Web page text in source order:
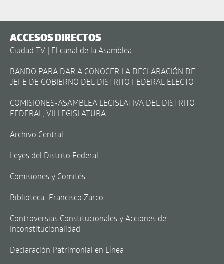
ACCESOS DIRECTOS
Ciudad TV | El canal de la Asamblea
BANDO PARA DAR A CONOCER LA DECLARACIÓN DE
JEFE DE GOBIERNO DEL DISTRITO FEDERAL ELECTO
COMISIONES-ASAMBLEA LEGISLATIVA DEL DISTRITO
FEDERAL, VII LEGISLATURA
Archivo Central
Leyes del Distrito Federal
Comisiones y Comités
Biblioteca "Francisco Zarco"
Controversias Constitucionales y Acciones de
Inconstitucionalidad
Declaración Patrimonial en Línea